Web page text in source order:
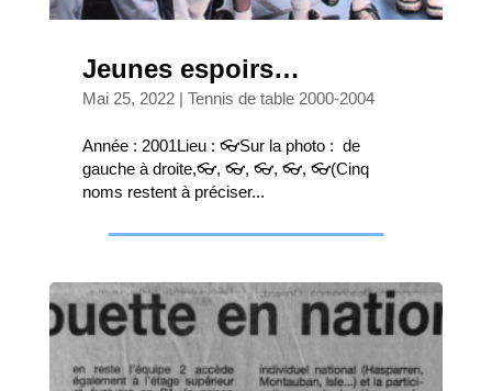
Jeunes espoirs…
Mai 25, 2022| Tennis de table 2000-2004
Année : 2001Lieu : 👓Sur la photo : de
gauche à droite,👓, 👓, 👓, 👓, 👓(Cinq
noms restent à préciser...